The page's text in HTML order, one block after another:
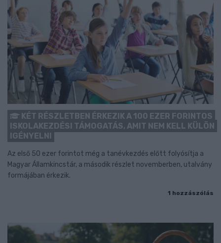
KÉT RÉSZLETBEN ÉRKEZIK A 100 EZER FORINTOS
ISKOLAKEZDÉSI TÁMOGATÁS, AMIT NEM KELL KÜLÖN
IGÉNYELNI
Az első 50 ezer forintot még a tanévkezdés előtt folyósítja a
Magyar Államkincstár, a második részlet novemberben, utalvány
formájában érkezik.
1 hozzászólás